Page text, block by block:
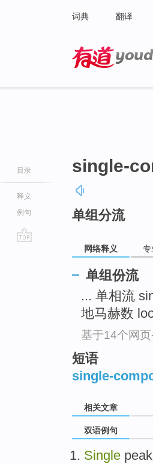
词典 翻译
目录
释义
例句
single-
单组分流
网络释义 专
单组份流
... 单相流
地马赫数
基于14个网页
短语
single-
相关文章
双语例句
Single peak